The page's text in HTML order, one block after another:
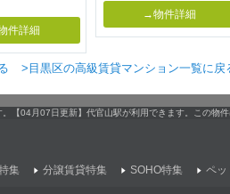
件詳細
→物件詳細
>目黒区の高級賃貸マンション一覧に戻
【04月07日更新】代官山駅が利用できます。この物
集 分譲賃貸特集 SOHO特集 ペッ